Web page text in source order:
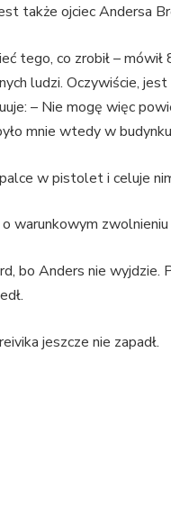
także ojciec Andersa
tego, co zrobił –
ludzi. Oczywiście,
– Nie mogę więc
mnie wtedy w
w pistolet i celuje
warunkowym
bo Anders nie wyjdzie.
jeszcze nie zapadł.